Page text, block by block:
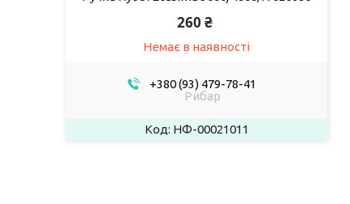
260 ₴
Немає в наявності
+380 (93) 479-78-41
Рибар
НФ-00021011